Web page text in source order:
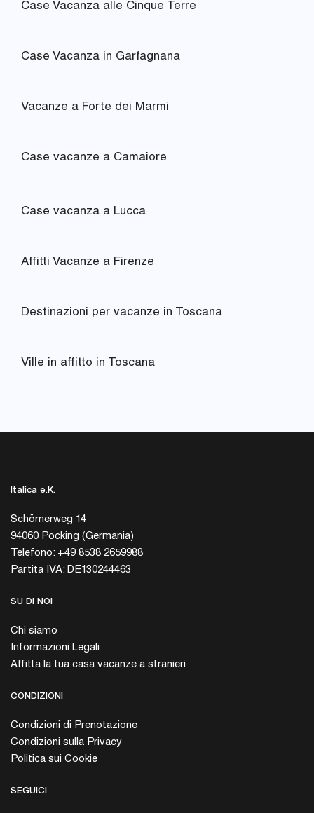
Case Vacanza alle Cinque Terre
Case Vacanza in Garfagnana
Vacanze a Forte dei Marmi
Case vacanze a Camaiore
Case vacanza a Lucca
Affitti Vacanze a Firenze
Destinazioni per vacanze in Toscana
Ville in affitto in Toscana
Italica e.K.
Schömerweg 14
94060 Pocking (Germania)
Telefono: +49 8538 2659988
Partita IVA: DE130244463
SU DI NOI
Chi siamo
Informazioni Legali
Affitta la tua casa vacanze a stranieri
CONDIZIONI
Condizioni di Prenotazione
Condizioni sulla Privacy
Politica sui Cookie
SEGUICI